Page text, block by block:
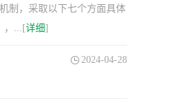
制，采取以下七个方面具体
，...[详细]
2024-04-28